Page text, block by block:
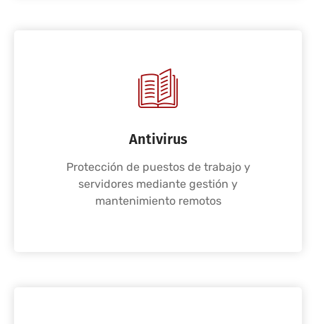
Antivirus
Protección de puestos de trabajo y
servidores mediante gestión y
mantenimiento remotos